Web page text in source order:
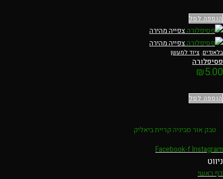
הוספה לסל
צפייה מהירה
צפייה מהירה
בלאנדים, ציוד למעשן
פסיפלורה
₪5.00
הוספה לסל
טבק אור סביניה קריית ביאליק
Facebook-fInstagram
ניווט
דף ראשי